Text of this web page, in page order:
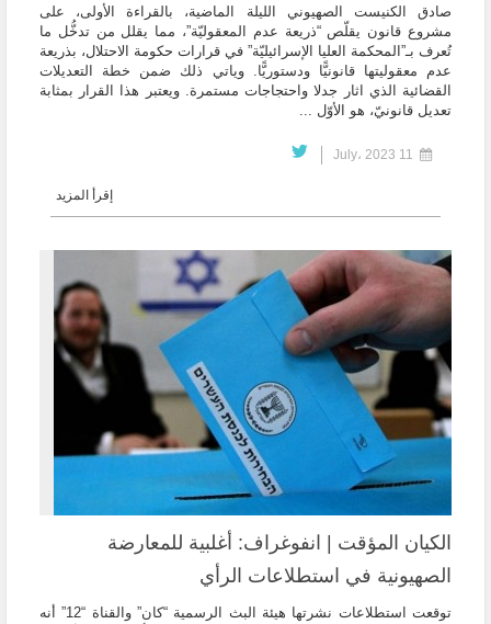
صادق الكنيست الصهيوني الليلة الماضية، بالقراءة الأولى، على
مشروع قانون يقلّص “ذريعة عدم المعقوليّة”، مما يقلل من تدخُّل ما
تُعرف بـ”المحكمة العليا الإسرائيليّة” في قرارات حكومة الاحتلال، بذريعة
عدم معقوليتها قانونيًّا ودستوريًّا. وياتي ذلك ضمن خطة التعديلات
القضائية الذي اثار جدلا واحتجاجات مستمرة. ويعتبر هذا القرار بمثابة
تعديل قانونيّ، هو الأوّل ...
إقرأ المزيد
الكيان المؤقت | انفوغراف: أغلبية للمعارضة
الصهيونية في استطلاعات الرأي
توقعت استطلاعات نشرتها هيئة البث الرسمية “كان” والقناة “12” أنه